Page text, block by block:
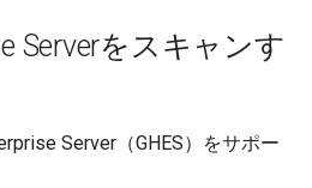
Serverをスキャンす
Server（GHES）をサポー